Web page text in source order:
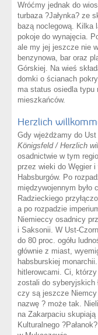
Wróćmy jednak do
turbaza ?Jałynka? ze
bazą noclegową. Kilka
pokoje do wynajęcia.
ale my jej jeszcze nie
benzynowa, bar oraz
Górskiej. Na wieś
domki o ścianach
ma status osiedla typu
mieszkańców.
Herzlich
Gdy wjeżdżamy do
Königsfeld / Herzlich
osadnictwie w tym
przez wieki do Węgier i
Habsburgów. Po
międzywojennym było
Radzieckiego
a po rozpadzie
Niemieccy osadnicy
i Saksonii. W Ust-
do 80 proc. ogółu
głównie z miast,
habsburskiej
hitlerowcami. Ci,
zostali do syberyjskich
czy są jeszcze
nazwę ? może tak.
na Zakarpaciu
Kulturalnego